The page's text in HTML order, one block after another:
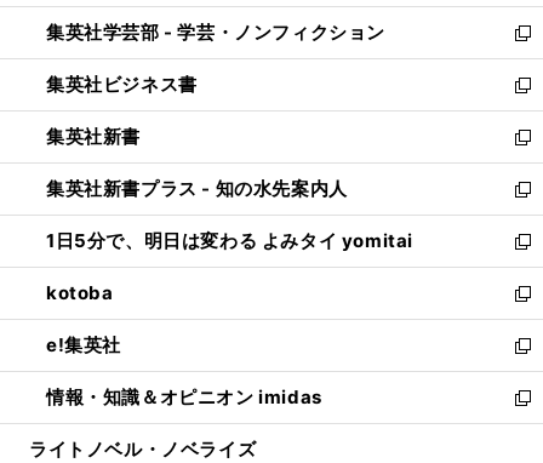
開
く
ウ
で
開
く
ン
ド
ウ
で
開
く
ウ
ィ
ン
ド
ウ
で
開
く
集英社学芸部 - 学芸・ノンフィクション
新
し
い
ウ
ィ
ン
ド
ウ
で
開
く
集英社ビジネス書
新
し
い
ウ
ィ
ン
ド
ウ
で
開
く
集英社新書
新
し
い
ウ
ィ
ン
ド
ウ
で
開
く
集英社新書プラス - 知の水先案内人
新
し
い
ウ
ィ
ン
ド
ウ
で
開
1日5分で、明日は変わる よみタイ yomitai
新
し
い
ウ
ィ
ン
ド
ウ
kotoba
新
し
い
ウ
ィ
ン
e!集英社
新
し
い
ウ
情報・知識＆オピニオン imidas
新
し
ライトノベル・ノベライズ